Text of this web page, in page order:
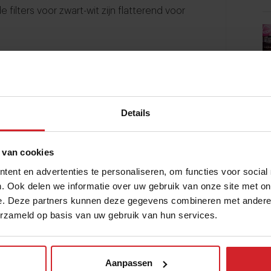
Details
cookies
en advertenties te personaliseren, om functies voor social
Ook delen we informatie over uw gebruik van onze site met
Deze partners kunnen deze gegevens combineren met
op basis van uw gebruik van hun services.
Aanpassen
filters voor zwart-wit zijn flatterend voor
Hiermee kun je mooi bepaalde
onderdelen vervagen. Zo leg
in een frame wilt gebruiken.Dipticbiedt
en zo al jouw favoriete foto’s in